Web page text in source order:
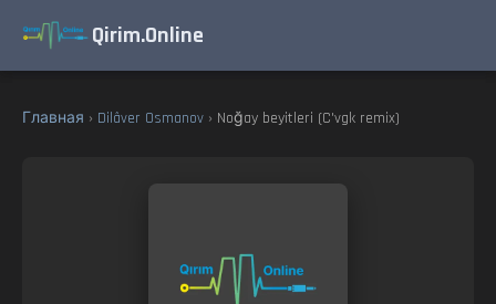
Qirim.Online
Главная › Dilâver Osmanov › Noğay beyitleri (C'vgk remix)